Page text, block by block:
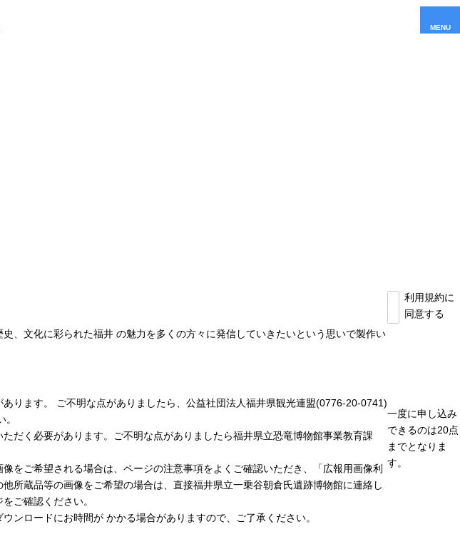
MENU
、文化に彩られた福井 の魅力を多くの方々に発信していきたいという思いで製作い
ります。 ご不明な点がありましたら、公益社団法人福井県観光連盟(0776-20-0741)
だく必要があります。ご不明な点がありましたら福井県立恐竜博物館事業教育課
をご希望される場合は、ページの注意事項をよくご確認いただき、「広報用画像利
所蔵品等の画像をご希望の場合は、直接福井県立一乗谷朝倉氏遺跡博物館に連絡し
ご確認ください。
ンロードにお時間が かかる場合がありますので、ご了承ください。
利用規約に
同意する
一度に申し込み
できるのは20点
までとなりま
す。